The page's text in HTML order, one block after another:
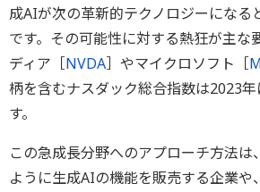
成AIが次の革新的テクノロジーになる
です。その可能性に対する熱狂が主な
ディア［NVDA］やマイクロソフト［
柄を含むナスダック総合指数は2023
す。
この急成長分野へのアプローチ方法は
ように生成AIの機能を販売する企業や